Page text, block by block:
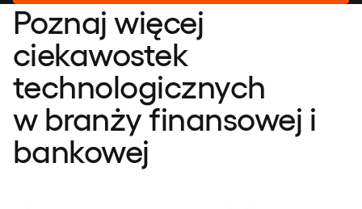
Alternative:
Poznaj więcej
ciekawostek
technologicznych
w branży finansowej i
bankowej